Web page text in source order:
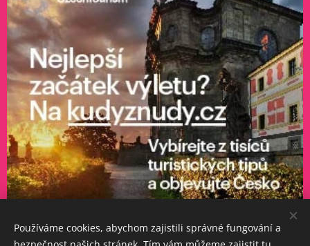
Používáme cookies, abychom zajistili správné fungování a